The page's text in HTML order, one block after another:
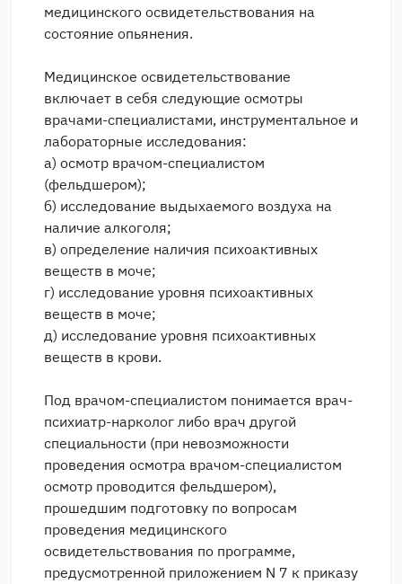
медицинского освидетельствования на
состояние опьянения.
Медицинское освидетельствование
включает в себя следующие осмотры
врачами-специалистами, инструментальное и
лабораторные исследования:
а) осмотр врачом-специалистом
(фельдшером);
б) исследование выдыхаемого воздуха на
наличие алкоголя;
в) определение наличия психоактивных
веществ в моче;
г) исследование уровня психоактивных
веществ в моче;
д) исследование уровня психоактивных
веществ в крови.
Под врачом-специалистом понимается врач-
психиатр-нарколог либо врач другой
специальности (при невозможности
проведения осмотра врачом-специалистом
осмотр проводится фельдшером),
прошедшим подготовку по вопросам
проведения медицинского
освидетельствования по программе,
предусмотренной приложением N 7 к приказу